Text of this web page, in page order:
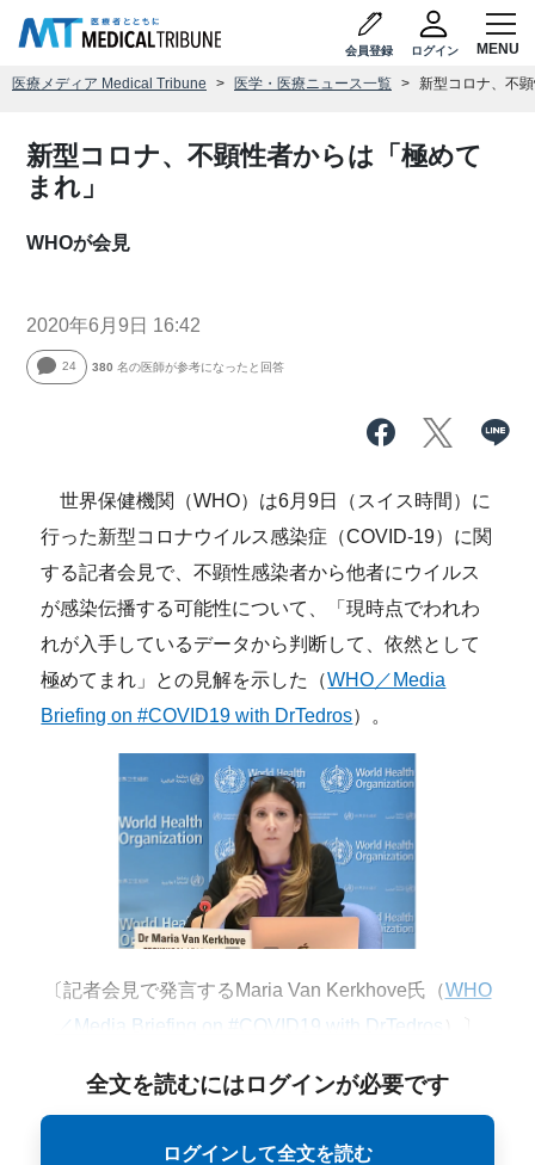
会員登録 ログイン
医療メディア Medical Tribune 医学・医療ニュース一覧 新型コロナ、不
新型コロナ、不顕性者からは「極めて
まれ」
WHOが会見
2020年6月9日 16:42
24 380 名の医師が参考になったと回答
世界保健機関（WHO）は6月9日（スイス時間）に
行った新型コロナウイルス感染症（COVID-19）に関
する記者会見で、不顕性感染者から他者にウイルス
が感染伝播する可能性について、「現時点でわれわ
れが入手しているデータから判断して、依然として
極めてまれ」との見解を示した（WHO／Media
Briefing on #COVID19 with DrTedros）。
〔記者会見で発言するMaria Van Kerkhove氏（WHO
／Media Briefing on #COVID19 with DrTedros
全文を読むにはログインが必要です
ログインして全文を読む